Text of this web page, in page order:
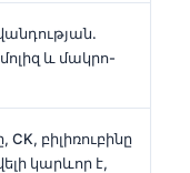
և մակրո-
CK, բիլիռուբինը
կարևոր է,